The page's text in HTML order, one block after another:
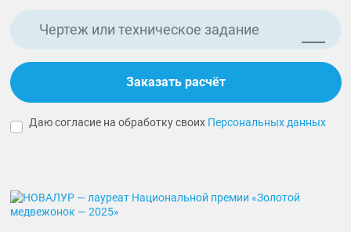
Чертеж или техническое задание
Заказать расчёт
Даю согласие на обработку своих Персональных данных